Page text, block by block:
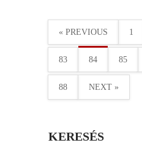
« PREVIOUS 1
83 84 85
88 NEXT »
KERESÉS